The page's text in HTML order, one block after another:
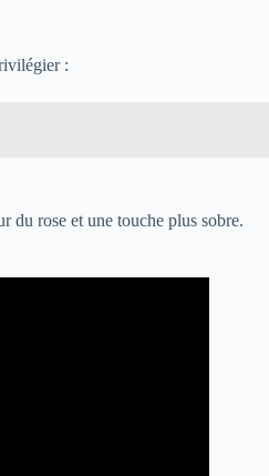
:
du rose et une touche plus sobre.